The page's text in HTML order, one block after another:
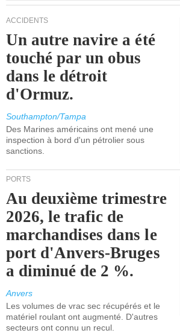
ACCIDENTS
Un autre navire a été
touché par un obus
dans le détroit
d'Ormuz.
Southampton/Tampa
Des Marines américains ont mené une
inspection à bord d'un pétrolier sous
sanctions.
PORTS
Au deuxième trimestre
2026, le trafic de
marchandises dans le
port d'Anvers-Bruges
a diminué de 2 %.
Anvers
Les volumes de vrac sec récupérés et le
matériel roulant ont augmenté. D'autres
secteurs ont connu un recul.